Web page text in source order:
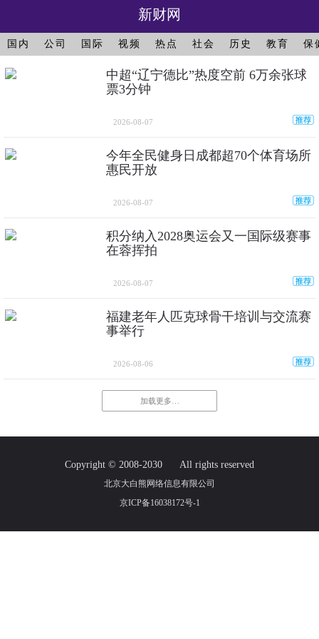
新财网
国内 公司 国际 视频 热点 社会 历史 教育 保
中超“辽宁德比”热度空前 6万余张球
票3分钟
2026-08-07
今年全民健身日成都超70个体育场所
惠民开放
2026-08-07
积分纳入2028奥运会又一国际级赛事
在蓉挥拍
2026-08-07
福建老年人匹克球骨干培训与交流赛
事举行
2026-08-06
加载更多…
Copyright © 2008-2030 All rights reserved
北京大白熊网络信息有限公司
京ICP备16038172号-1